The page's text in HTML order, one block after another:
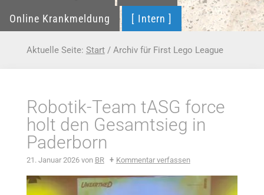
Online Krankmeldung [ Intern ]
Aktuelle Seite: Start /Archiv für First Lego League
Robotik-Team tASG force
holt den Gesamtsieg in
Paderborn
21. Januar 2026von BR Kommentar verfassen